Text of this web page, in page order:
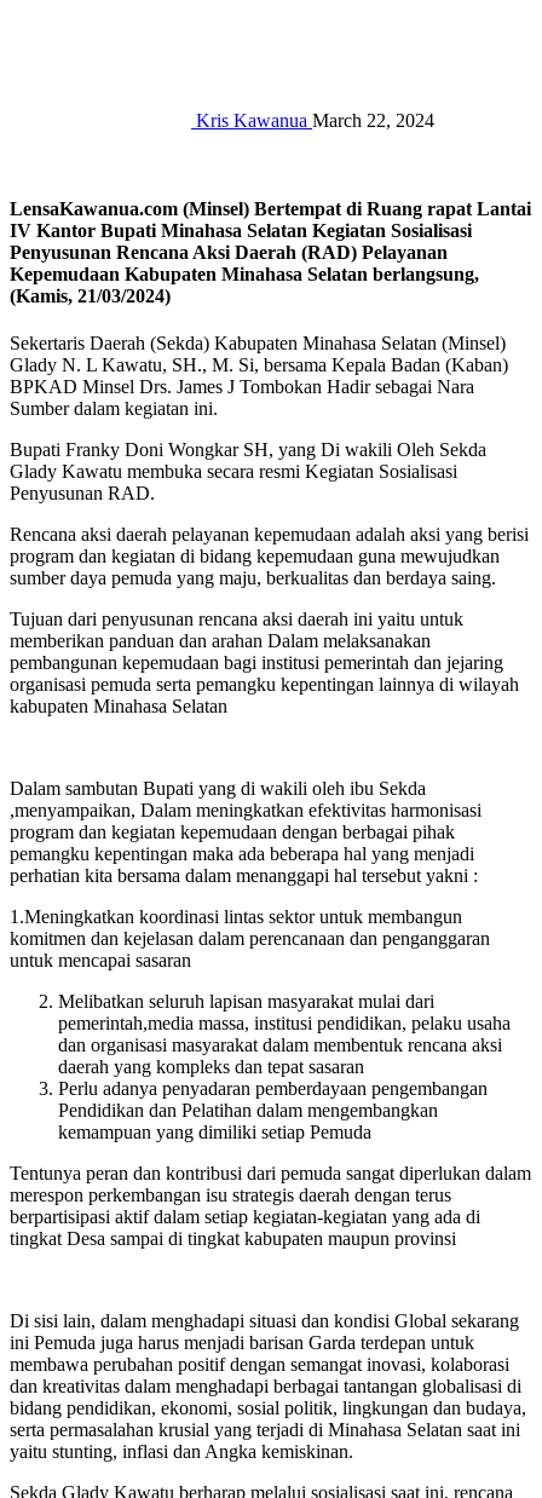
Kris Kawanua March 22, 2024
LensaKawanua.com (Minsel) Bertempat di Ruang rapat Lantai
IV Kantor Bupati Minahasa Selatan Kegiatan Sosialisasi
Penyusunan Rencana Aksi Daerah (RAD) Pelayanan
Kepemudaan Kabupaten Minahasa Selatan berlangsung,
(Kamis, 21/03/2024)
Sekertaris Daerah (Sekda) Kabupaten Minahasa Selatan (Minsel)
Glady N. L Kawatu, SH., M. Si, bersama Kepala Badan (Kaban)
BPKAD Minsel Drs. James J Tombokan Hadir sebagai Nara
Sumber dalam kegiatan ini.
Bupati Franky Doni Wongkar SH, yang Di wakili Oleh Sekda
Glady Kawatu membuka secara resmi Kegiatan Sosialisasi
Penyusunan RAD.
Rencana aksi daerah pelayanan kepemudaan adalah aksi yang berisi
program dan kegiatan di bidang kepemudaan guna mewujudkan
sumber daya pemuda yang maju, berkualitas dan berdaya saing.
Tujuan dari penyusunan rencana aksi daerah ini yaitu untuk
memberikan panduan dan arahan Dalam melaksanakan
pembangunan kepemudaan bagi institusi pemerintah dan jejaring
organisasi pemuda serta pemangku kepentingan lainnya di wilayah
kabupaten Minahasa Selatan
Dalam sambutan Bupati yang di wakili oleh ibu Sekda
,menyampaikan, Dalam meningkatkan efektivitas harmonisasi
program dan kegiatan kepemudaan dengan berbagai pihak
pemangku kepentingan maka ada beberapa hal yang menjadi
perhatian kita bersama dalam menanggapi hal tersebut yakni :
1.Meningkatkan koordinasi lintas sektor untuk membangun
komitmen dan kejelasan dalam perencanaan dan penganggaran
untuk mencapai sasaran
Melibatkan seluruh lapisan masyarakat mulai dari
pemerintah,media massa, institusi pendidikan, pelaku usaha
dan organisasi masyarakat dalam membentuk rencana aksi
daerah yang kompleks dan tepat sasaran
Perlu adanya penyadaran pemberdayaan pengembangan
Pendidikan dan Pelatihan dalam mengembangkan
kemampuan yang dimiliki setiap Pemuda
Tentunya peran dan kontribusi dari pemuda sangat diperlukan dalam
merespon perkembangan isu strategis daerah dengan terus
berpartisipasi aktif dalam setiap kegiatan-kegiatan yang ada di
tingkat Desa sampai di tingkat kabupaten maupun provinsi
Di sisi lain, dalam menghadapi situasi dan kondisi Global sekarang
ini Pemuda juga harus menjadi barisan Garda terdepan untuk
membawa perubahan positif dengan semangat inovasi, kolaborasi
dan kreativitas dalam menghadapi berbagai tantangan globalisasi di
bidang pendidikan, ekonomi, sosial politik, lingkungan dan budaya,
serta permasalahan krusial yang terjadi di Minahasa Selatan saat ini
yaitu stunting, inflasi dan Angka kemiskinan.
Sekda Glady Kawatu berharap melalui sosialisasi saat ini, rencana